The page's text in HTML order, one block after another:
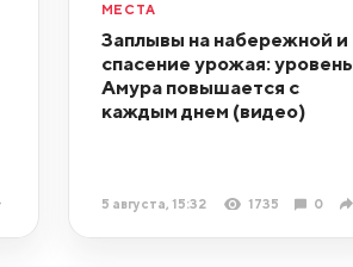
МЕСТА
Заплывы на набережной и
спасение урожая: уровень
Амура повышается с
каждым днем (видео)
5 августа, 15:32 1735 0